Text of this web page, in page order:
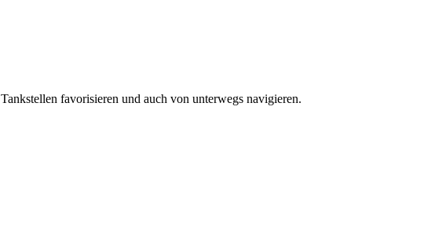
favorisieren und auch von unterwegs navigieren.